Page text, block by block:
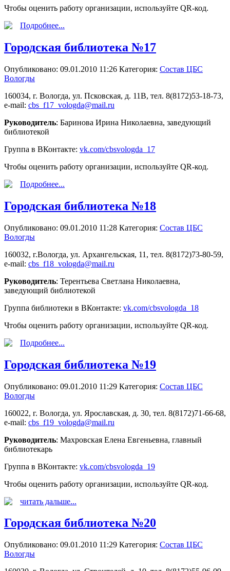
Чтобы оценить работу организации, используйте QR-код.
Подробнее...
Городская библиотека №17
Опубликовано: 09.01.2010 11:26 Категория: Состав ЦБС
Вологды
160034, г. Вологда, ул. Псковская, д. 11В, тел. 8(8172)53-18-73,
e-mail: cbs_f17_vologda@mail.ru
Руководитель: Баринова Ирина Николаевна, заведующий
библиотекой
Группа в ВКонтакте: vk.com/cbsvologda_17
Чтобы оценить работу организации, используйте QR-код.
Подробнее...
Городская библиотека №18
Опубликовано: 09.01.2010 11:28 Категория: Состав ЦБС
Вологды
160032, г.Вологда, ул. Архангельская, 11, тел. 8(8172)73-80-59,
e-mail: cbs_f18_vologda@mail.ru
Руководитель: Терентьева Светлана Николаевна,
заведующий библиотекой
Группа библиотеки в ВКонтакте: vk.com/cbsvologda_18
Чтобы оценить работу организации, используйте QR-код.
Подробнее...
Городская библиотека №19
Опубликовано: 09.01.2010 11:29 Категория: Состав ЦБС
Вологды
160022, г. Вологда, ул. Ярославская, д. 30, тел. 8(8172)71-66-68,
e-mail: cbs_f19_vologda@mail.ru
Руководитель: Махровская Елена Евгеньевна, главный
библиотекарь
Группа в ВКонтакте: vk.com/cbsvologda_19
Чтобы оценить работу организации, используйте QR-код.
читать дальше...
Городская библиотека №20
Опубликовано: 09.01.2010 11:29 Категория: Состав ЦБС
Вологды